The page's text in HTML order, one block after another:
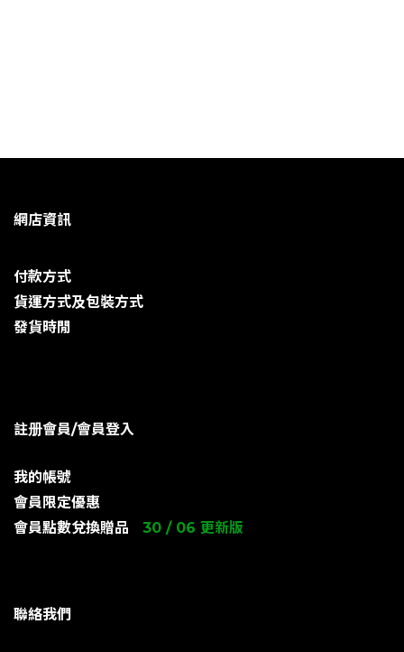
網店資訊
付款方式
貨運方式及包裝方式
發貨時閒
註册會員/會員登入
我的帳號
會員限定優惠
會員點數兌換贈品
30 / 06 更新版
聯絡我們